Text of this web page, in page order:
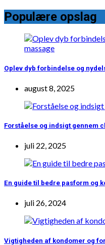
Populære opslag
Oplev dyb forbindelse og
august 8, 2025
Forståelse og indsigt gennem
juli 22, 2025
En guide til bedre pasform og
juli 26, 2024
Vigtigheden af kondomer og